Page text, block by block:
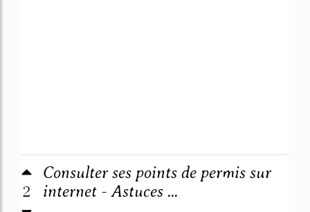
2
Consulter ses points de permis sur
internet - Astuces ...